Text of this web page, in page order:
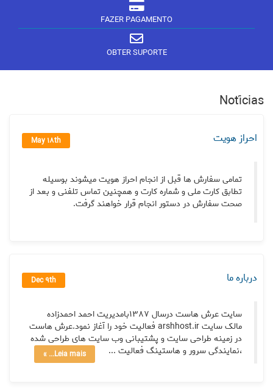
FAZER PAGAMENTO
OBTER SUPORTE
Notícias
May 18th احراز هویت
تمامی سفارش ها قبل از انجام احراز هویت میشوند بوسیله
تطابق کارت ملی و شماره کارت و همچنین تماس تلفنی و بعد از
صحت سفارش در دستور انجام قرار خواهند گرفت.
Dec 9th درباره ما
سایت عرش هاست درسال ۱۳۸۷بامدیریت احمد احمدزاده
مالک سایت arshhost.ir فعالیت خود را آغاز نمود.عرش هاست
در زمینه طراحی سایت و پشتیبانی وب سایت های طراحی شده
،نمایندگی سرور و هاستینگ فعالیت ...
Leia mais... »